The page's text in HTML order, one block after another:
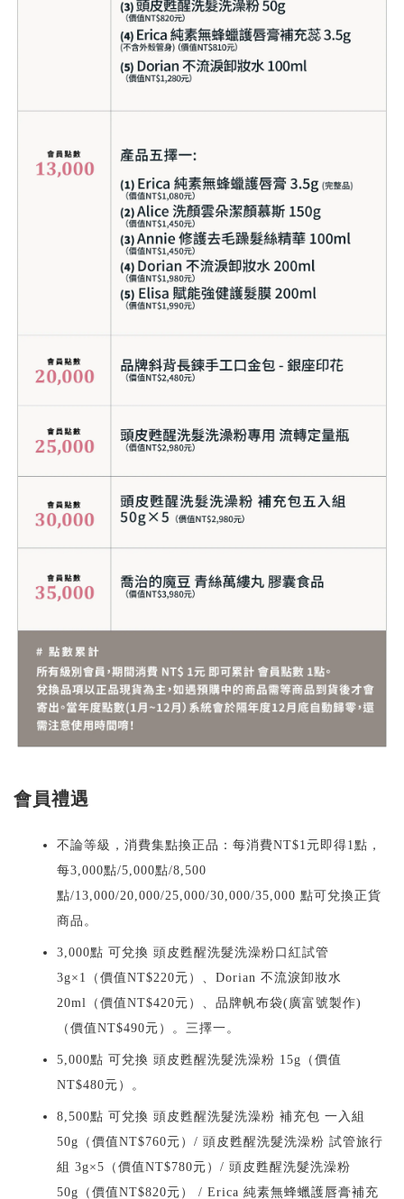
會員禮遇
不論等級，消費集點換正品：每消費NT$1元即得1點，
每3,000點/5,000點/8,500
點/13,000/20,000/25,000/30,000/35,000 點可兌換正貨
商品。
3,000點 可兌換 頭皮甦醒洗髮洗澡粉口紅試管
3g×1（價值NT$220元）、Dorian 不流淚卸妝水
20ml（價值NT$420元）、品牌帆布袋(廣富號製作)
（價值NT$490元）。三擇一。
5,000點 可兌換 頭皮甦醒洗髮洗澡粉 15g（價值
NT$480元）。
8,500點 可兌換 頭皮甦醒洗髮洗澡粉 補充包 一入組
50g（價值NT$760元）/ 頭皮甦醒洗髮洗澡粉 試管旅行
組 3g×5（價值NT$780元）/ 頭皮甦醒洗髮洗澡粉
50g（價值NT$820元） / Erica 純素無蜂蠟護唇膏補充